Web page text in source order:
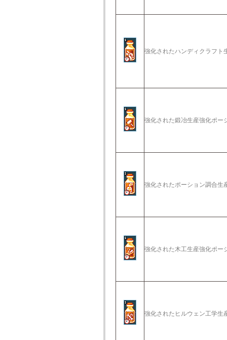
強化されたハンディクラフト
強化された鍛冶生産強化ポー
強化されたポーション調合生
強化された木工生産強化ポー
強化されたヒルウェン工学生